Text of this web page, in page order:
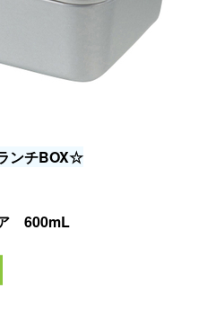
ンチBOX☆
600mL